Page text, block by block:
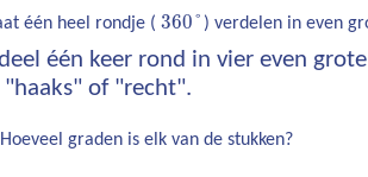
één heel rondje ( 360° ) verdelen in even
één keer rond in vier even
"haaks" of "recht".
Hoeveel graden is elk van de stukken?